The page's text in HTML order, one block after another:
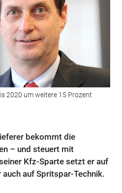
2020 um weitere 15 Prozent
bekommt die
– und steuert mit
Kfz-Sparte setzt er auf
auf Spritspar-Technik.